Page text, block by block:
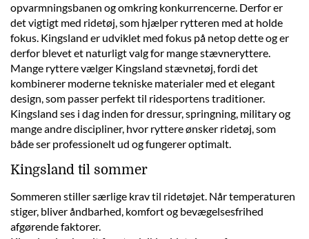
opvarmningsbanen og omkring konkurrencerne. Derfor er
det vigtigt med ridetøj, som hjælper rytteren med at holde
fokus. Kingsland er udviklet med fokus på netop dette og er
derfor blevet et naturligt valg for mange stævneryttere.
Mange ryttere vælger Kingsland stævnetøj, fordi det
kombinerer moderne tekniske materialer med et elegant
design, som passer perfekt til ridesportens traditioner.
Kingsland ses i dag inden for dressur, springning, military og
mange andre discipliner, hvor ryttere ønsker ridetøj, som
både ser professionelt ud og fungerer optimalt.
Kingsland til sommer
Sommeren stiller særlige krav til ridetøjet. Når temperaturen
stiger, bliver åndbarhed, komfort og bevægelsesfrihed
afgørende faktorer.